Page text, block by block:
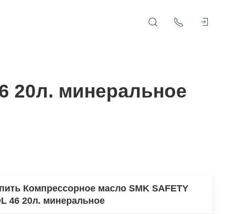
20л. минеральное
Компрессорное масло SMK SAFETY
46 20л. минеральное